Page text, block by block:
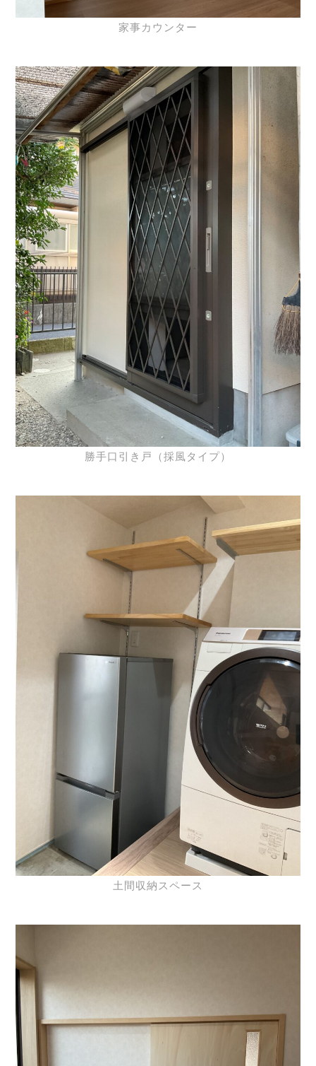
家事カウンター
勝手口引き戸（採風タイプ）
土間収納スペース